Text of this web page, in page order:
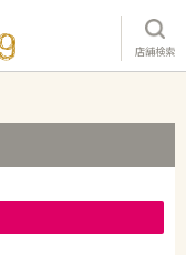
店舗検索